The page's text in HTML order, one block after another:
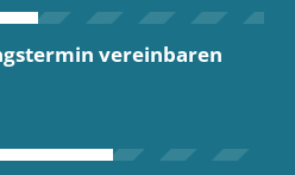
vereinbaren